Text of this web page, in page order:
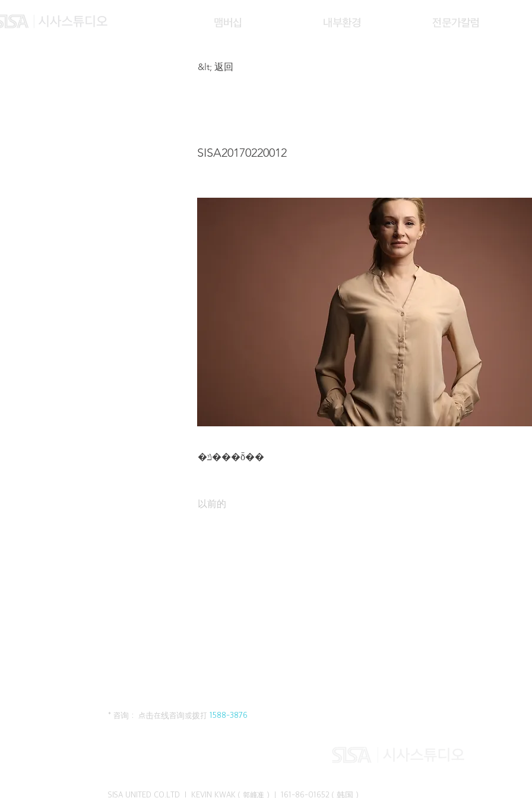
맴버십 내부환경 전문가칼럼
&lt; 返回
SISA20170220012
�ݿ���ȭ��
以前的
* 咨询： 点击在线咨询或拨打 1588-3876
SISA UNITED CO.LTD I KEVIN KWAK（郭峰准）｜ 161-86-01652（韩国）